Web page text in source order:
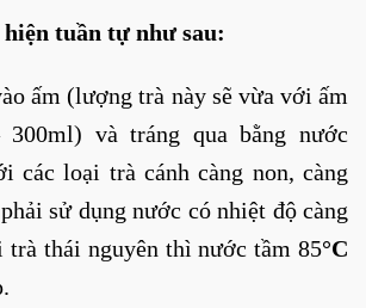
tuần tự như sau:
ấm (lượng trà này sẽ vừa với ấm
và tráng qua bằng nước
các loại trà cánh càng non, càng
phải sử dụng nước có nhiệt độ càng
thái nguyên thì nước tầm 85°C